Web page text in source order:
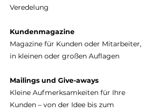
Veredelung
Kundenmagazine
Magazine für Kunden oder Mitarbeiter,
in kleinen oder großen Auflagen
Mailings und Give-aways
Kleine Aufmerksamkeiten für Ihre
Kunden – von der Idee bis zum